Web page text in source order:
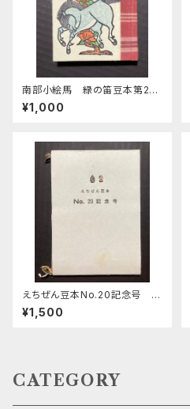
南部小絵馬 緑の笛豆本第28
期第111集
¥1,000
えちぜん豆本No.20記念号 い
ろは短歌
¥1,500
CATEGORY